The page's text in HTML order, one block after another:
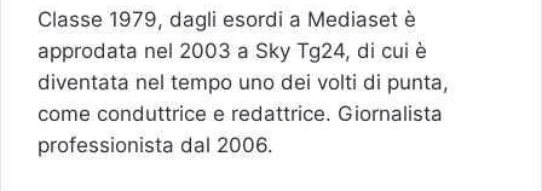
Classe 1979, dagli esordi a Mediaset è
approdata nel 2003 a Sky Tg24, di cui è
diventata nel tempo uno dei volti di punta,
come conduttrice e redattrice. Giornalista
professionista dal 2006.